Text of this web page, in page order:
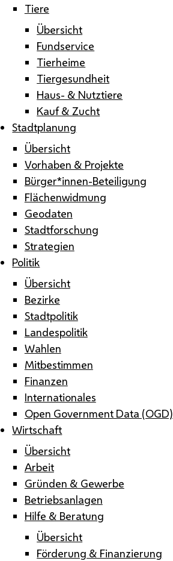
Tiere
Übersicht
Fundservice
Tierheime
Tiergesundheit
Haus- & Nutztiere
Kauf & Zucht
Stadtplanung
Übersicht
Vorhaben & Projekte
Bürger*innen-Beteiligung
Flächenwidmung
Geodaten
Stadtforschung
Strategien
Politik
Übersicht
Bezirke
Stadtpolitik
Landespolitik
Wahlen
Mitbestimmen
Finanzen
Internationales
Open Government Data (OGD)
Wirtschaft
Übersicht
Arbeit
Gründen & Gewerbe
Betriebsanlagen
Hilfe & Beratung
Übersicht
Förderung & Finanzierung